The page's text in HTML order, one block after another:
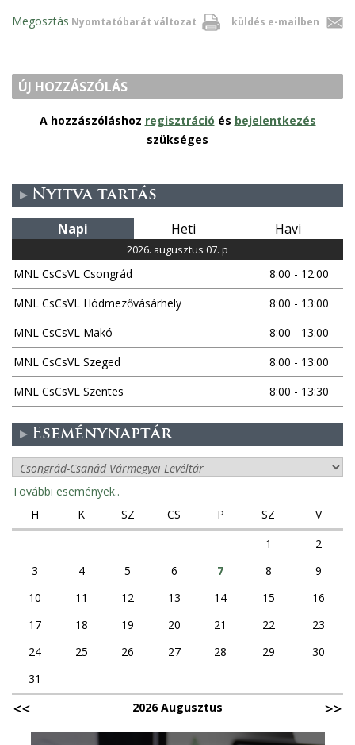
Nyomtatóbarát változat küldés e-mailben
Megosztás
ÚJ HOZZÁSZÓLÁS
A hozzászóláshoz regisztráció és bejelentkezés
szükséges
Nyitva tartás
Napi Heti Havi
2026. augusztus 07. p
MNL CsCsVL Csongrád
8:00 - 12:00
MNL CsCsVL Hódmezővásárhely
8:00 - 13:00
MNL CsCsVL Makó
8:00 - 13:00
MNL CsCsVL Szeged
8:00 - 13:00
MNL CsCsVL Szentes
8:00 - 13:30
Eseménynaptár
További események..
H
K SZ CS P SZ
V
1
2
3
4 5 6 7 8
9
10
11 12 13 14 15
16
17
18 19 20 21 22
23
24
25 26 27 28 29
30
31
2026 Augusztus